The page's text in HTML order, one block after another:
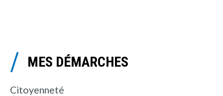
MES DÉMARCHES
Citoyenneté